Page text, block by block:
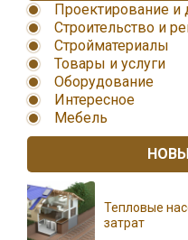
Проектирование и
Строительство и
Стройматериалы
Товары и услуги
Оборудование
Интересное
Мебель
Тепловые
затрат